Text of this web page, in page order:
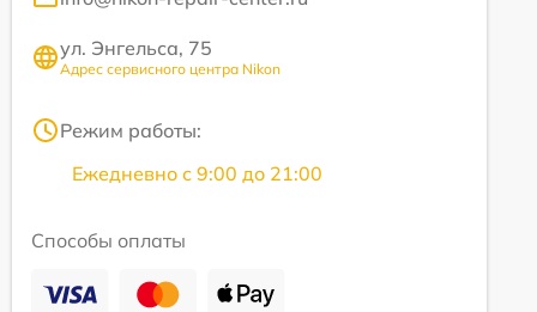
ул. Энгельса, 75
Адрес сервисного центра Nikon
Режим работы:
Ежедневно с 9:00 до 21:00
Способы оплаты